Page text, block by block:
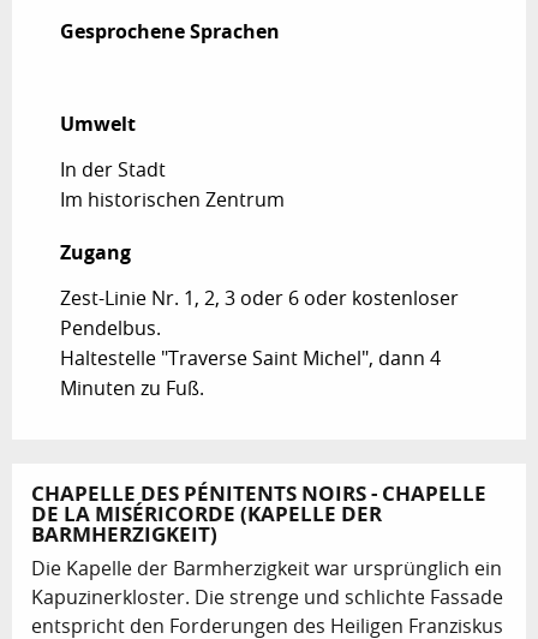
Gesprochene Sprachen
Gesprochene Sprachen
Umwelt
Umwelt
In der Stadt
Im historischen Zentrum
Zugang
Zugang
Zest-Linie Nr. 1, 2, 3 oder 6 oder kostenloser
Pendelbus.
Haltestelle "Traverse Saint Michel", dann 4
Minuten zu Fuß.
CHAPELLE DES PÉNITENTS NOIRS - CHAPELLE
DE LA MISÉRICORDE (KAPELLE DER
BARMHERZIGKEIT)
Die Kapelle der Barmherzigkeit war ursprünglich ein
Kapuzinerkloster. Die strenge und schlichte Fassade
entspricht den Forderungen des Heiligen Franziskus